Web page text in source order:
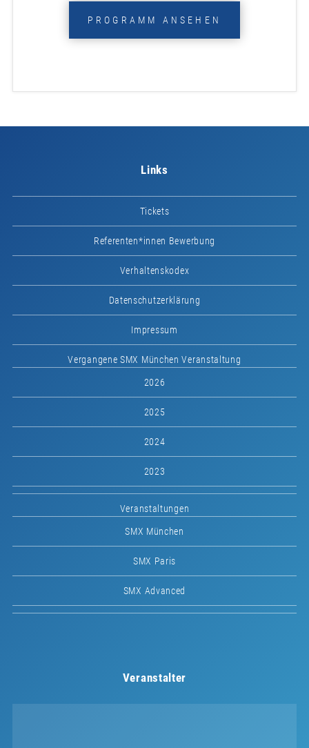
PROGRAMM ANSEHEN
Links
Tickets
Referenten*innen Bewerbung
Verhaltenskodex
Datenschutzerklärung
Impressum
Vergangene SMX München Veranstaltung
2026
2025
2024
2023
Veranstaltungen
SMX München
SMX Paris
SMX Advanced
Veranstalter